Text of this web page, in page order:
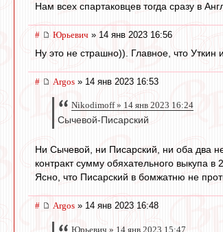
Нам всех спартаковцев тогда сразу в
# Юрьевич » 14 янв 2023 16:56
Ну это не страшно)). Главное, что Уткин
# Argos » 14 янв 2023 16:53
Nikodimoff » 14 янв 2023 16:24
Сычевой-Писарский
Ни Сычевой, ни Писарский, ни оба два
контракт сумму обяхательного выкупа
Ясно, что Писарский в бомжатню не
# Argos » 14 янв 2023 16:48
Юрьевич » 14 янв 2023 15:47